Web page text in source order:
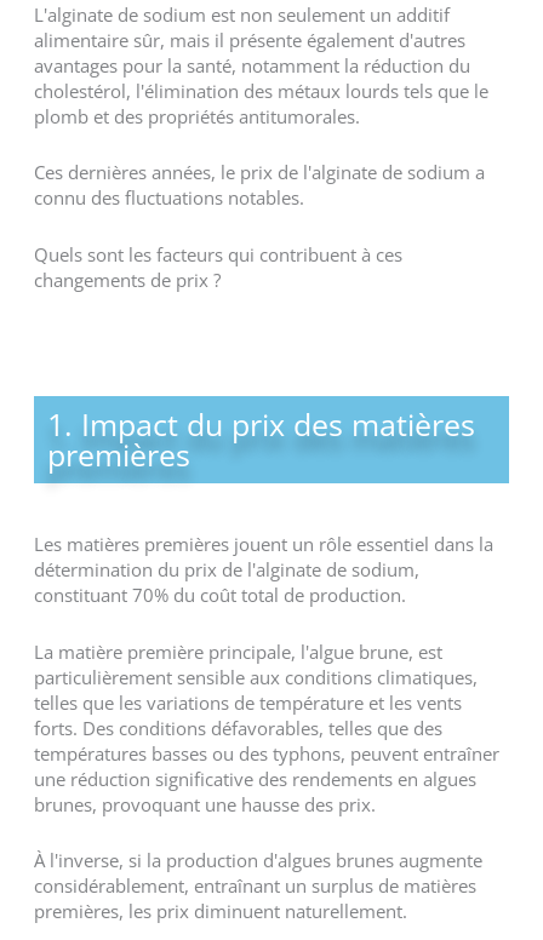
L'alginate de sodium est non seulement un additif
alimentaire sûr, mais il présente également d'autres
avantages pour la santé, notamment la réduction du
cholestérol, l'élimination des métaux lourds tels que le
plomb et des propriétés antitumorales.
Ces dernières années, le prix de l'alginate de sodium a
connu des fluctuations notables.
Quels sont les facteurs qui contribuent à ces
changements de prix ?
1. Impact du prix des matières
premières
Les matières premières jouent un rôle essentiel dans la
détermination du prix de l'alginate de sodium,
constituant 70% du coût total de production.
La matière première principale, l'algue brune, est
particulièrement sensible aux conditions climatiques,
telles que les variations de température et les vents
forts. Des conditions défavorables, telles que des
températures basses ou des typhons, peuvent entraîner
une réduction significative des rendements en algues
brunes, provoquant une hausse des prix.
À l'inverse, si la production d'algues brunes augmente
considérablement, entraînant un surplus de matières
premières, les prix diminuent naturellement.